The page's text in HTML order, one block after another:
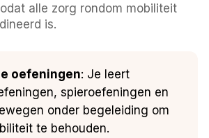
alle zorg rondom mobiliteit
is.
oefeningen: Je leert
spieroefeningen en
onder begeleiding om
te behouden.